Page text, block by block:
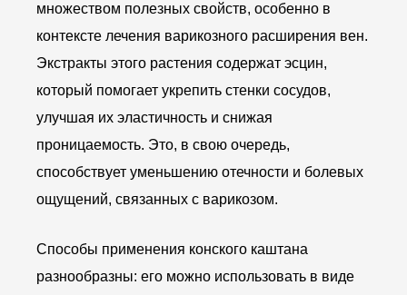
множеством полезных свойств, особенно в
контексте лечения варикозного расширения вен.
Экстракты этого растения содержат эсцин,
который помогает укрепить стенки сосудов,
улучшая их эластичность и снижая
проницаемость. Это, в свою очередь,
способствует уменьшению отечности и болевых
ощущений, связанных с варикозом.
Способы применения конского каштана
разнообразны: его можно использовать в виде